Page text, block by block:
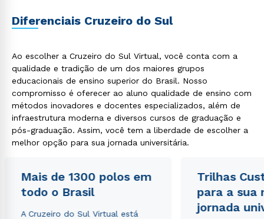
Diferenciais Cruzeiro do Sul
Ao escolher a Cruzeiro do Sul Virtual, você conta com a
qualidade e tradição de um dos maiores grupos
educacionais de ensino superior do Brasil. Nosso
compromisso é oferecer ao aluno qualidade de ensino com
métodos inovadores e docentes especializados, além de
infraestrutura moderna e diversos cursos de graduação e
pós-graduação. Assim, você tem a liberdade de escolher a
melhor opção para sua jornada universitária.
Mais de 1300 polos em
todo o Brasil
A Cruzeiro do Sul Virtual está
Trilhas
para a sua
jornada
Rápido e fácil
ou